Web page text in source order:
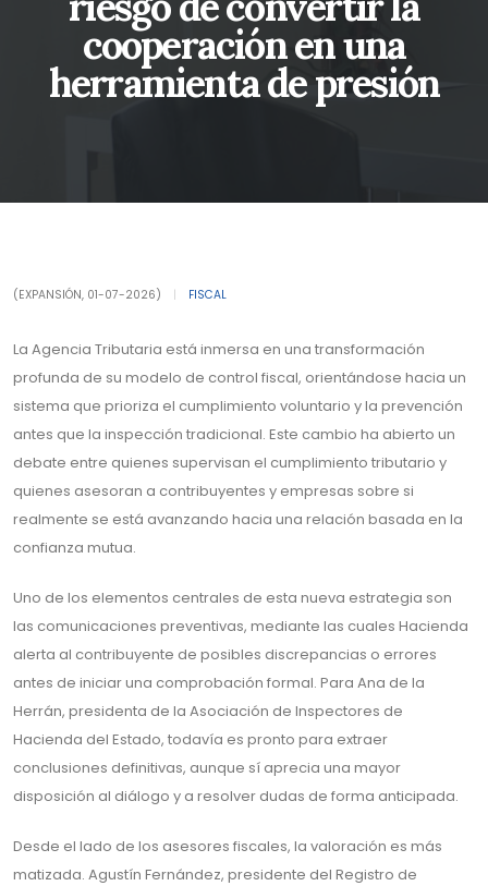
cooperación en una
herramienta de presión
(EXPANSIÓN, 01-07-2026) FISCAL
La Agencia Tributaria está inmersa en una transformación
profunda de su modelo de control fiscal, orientándose hacia un
sistema que prioriza el cumplimiento voluntario y la prevención
antes que la inspección tradicional. Este cambio ha abierto un
debate entre quienes supervisan el cumplimiento tributario y
quienes asesoran a contribuyentes y empresas sobre si
realmente se está avanzando hacia una relación basada en la
confianza mutua.
Uno de los elementos centrales de esta nueva estrategia son
las comunicaciones preventivas, mediante las cuales Hacienda
alerta al contribuyente de posibles discrepancias o errores
antes de iniciar una comprobación formal. Para Ana de la
Herrán, presidenta de la Asociación de Inspectores de
Hacienda del Estado, todavía es pronto para extraer
conclusiones definitivas, aunque sí aprecia una mayor
disposición al diálogo y a resolver dudas de forma anticipada.
Desde el lado de los asesores fiscales, la valoración es más
matizada. Agustín Fernández, presidente del Registro de